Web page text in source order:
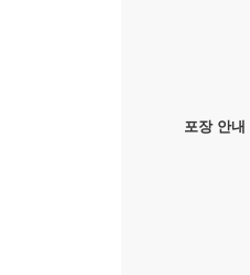
포장 안내